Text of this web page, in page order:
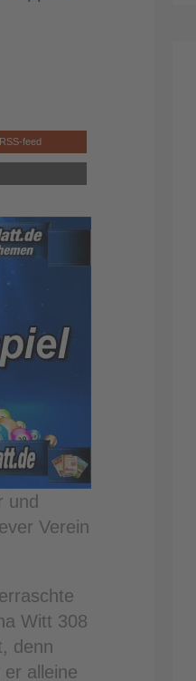
RSS-feed
und
Verein
Witt 308
denn
alleine